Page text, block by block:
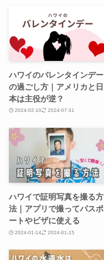
ハワイのバレンタインデー
の過ごし方｜アメリカと日
本は主役が逆？
2024-02-10 2024-07-31
ハワイで証明写真を撮る方
法｜アプリで撮ってパスポ
ートやビザに使える
2024-01-14 2024-01-15